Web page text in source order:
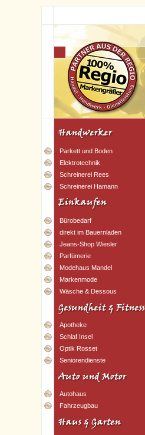
Parkett und Boden
Elektrotechnik
Schreinerei Rees
Schreinerei Hamann
Bürobedarf
direkt im Bauernladen
Jeans-Shop Wiesler
Parfümerie
Modehaus Mandel
Markenmode
Wäsche & Dessous
Apotheke
Schlaf Insel
Optik Rosset
Seniorendienste
Autohaus
Fahrzeugbau